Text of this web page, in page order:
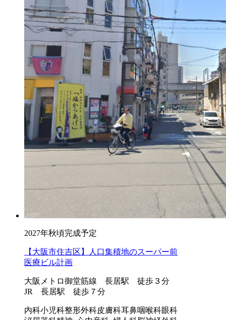
2027年秋頃完成予定
【大阪市住吉区】人口集積地のスーパー前
医療ビル計画
大阪メトロ御堂筋線 長居駅 徒歩３分
JR 長居駅 徒歩７分
内科小児科整形外科皮膚科耳鼻咽喉科眼科